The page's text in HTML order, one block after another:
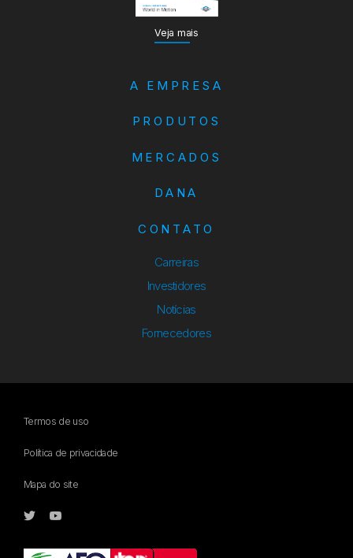
Veja mais
A EMPRESA
PRODUTOS
MERCADOS
DANA
CONTATO
Carreiras
Investidores
Notícias
Fornecedores
Termos de uso
Política de privacidade
Mapa do site